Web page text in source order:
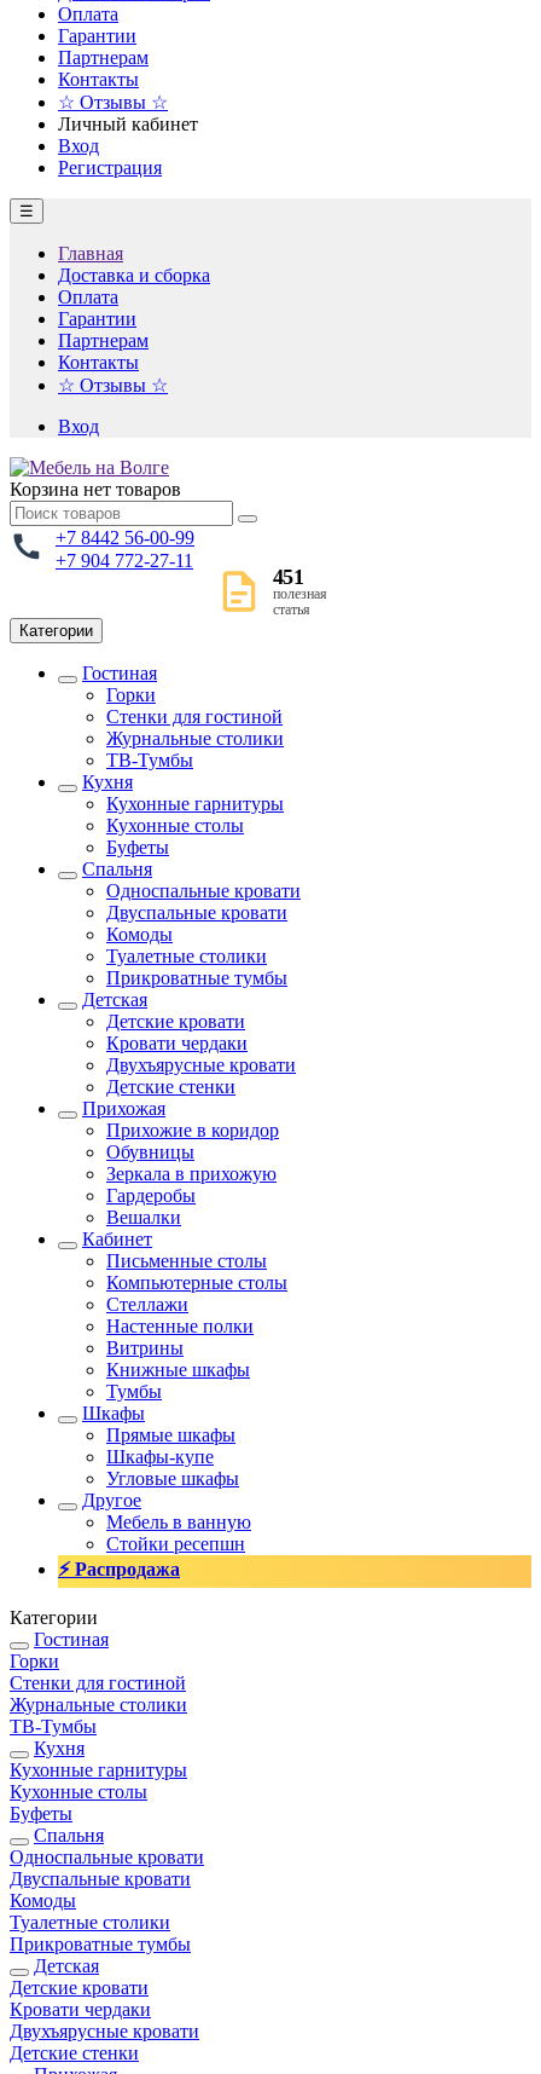
Оплата
Гарантии
Партнерам
Контакты
☆ Отзывы ☆
Личный кабинет
Вход
Регистрация
☰
Главная
Доставка и сборка
Оплата
Гарантии
Партнерам
Контакты
☆ Отзывы ☆
Вход
Корзина нет товаров
+7 8442 56-00-99
+7 904 772-27-11
451
полезная
статья
Категории
Гостиная
Горки
Стенки для гостиной
Журнальные столики
TВ-Тумбы
Кухня
Кухонные гарнитуры
Кухонные столы
Буфеты
Спальня
Односпальные кровати
Двуспальные кровати
Комоды
Туалетные столики
Прикроватные тумбы
Детская
Детские кровати
Кровати чердаки
Двухъярусные кровати
Детские стенки
Прихожая
Прихожие в коридор
Обувницы
Зеркала в прихожую
Гардеробы
Вешалки
Кабинет
Письменные столы
Компьютерные столы
Стеллажи
Настенные полки
Витрины
Книжные шкафы
Тумбы
Шкафы
Прямые шкафы
Шкафы-купе
Угловые шкафы
Другое
Мебель в ванную
Стойки ресепшн
⚡ Распродажа
Категории
Гостиная
Горки
Стенки для гостиной
Журнальные столики
TВ-Тумбы
Кухня
Кухонные гарнитуры
Кухонные столы
Буфеты
Спальня
Односпальные кровати
Двуспальные кровати
Комоды
Туалетные столики
Прикроватные тумбы
Детская
Детские кровати
Кровати чердаки
Двухъярусные кровати
Детские стенки